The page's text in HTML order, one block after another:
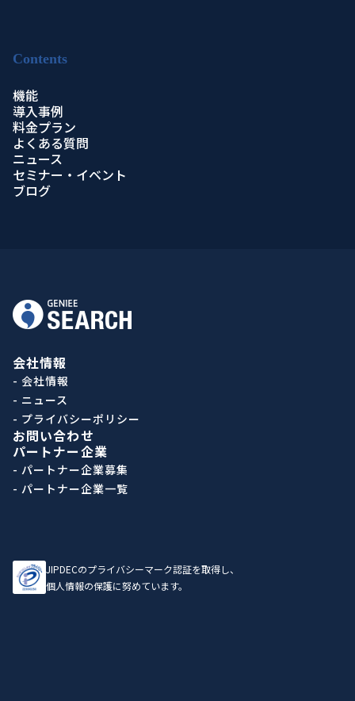
Contents
機能
導入事例
料金プラン
よくある質問
ニュース
セミナー・イベント
ブログ
会社情報
- 会社情報
- ニュース
- プライバシーポリシー
お問い合わせ
パートナー企業
- パートナー企業募集
- パートナー企業一覧
JIPDECのプライバシーマーク認証を取得し、
個人情報の保護に努めています。